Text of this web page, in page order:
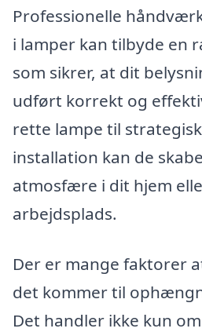
Professionelle
i lamper kan tilbyde en
som sikrer, at dit
udført korrekt og
rette lampe til
installation kan de
atmosfære i dit hjem
arbejdsplads.
Der er mange faktorer
det kommer til
Det handler ikke kun